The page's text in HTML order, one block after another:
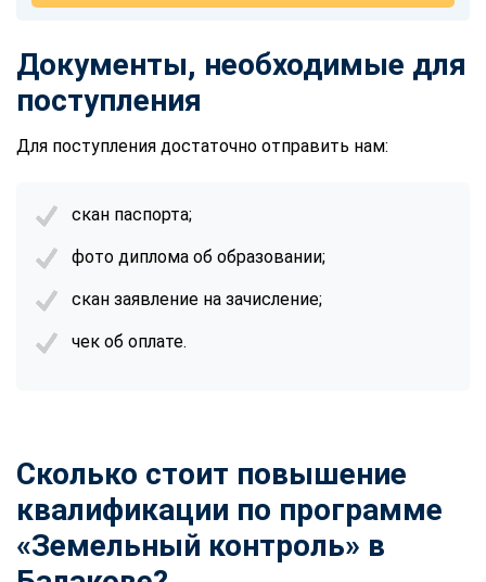
Документы, необходимые для
поступления
Для поступления достаточно отправить нам:
скан паспорта;
фото диплома об образовании;
скан заявление на зачисление;
чек об оплате.
Сколько стоит повышение
квалификации по программе
«Земельный контроль» в